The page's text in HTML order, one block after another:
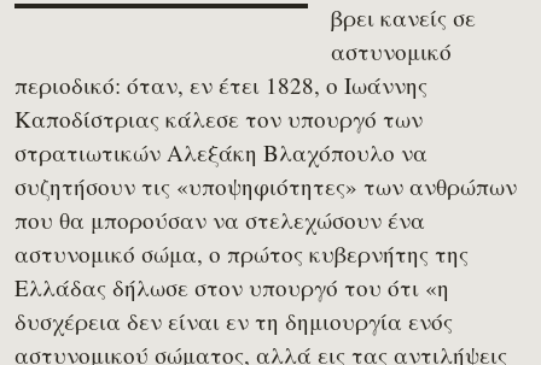
βρει κανείς σε
αστυνομικό
περιοδικό: όταν, εν έτει 1828, ο Ιωάννης
Καποδίστριας κάλεσε τον υπουργό των
στρατιωτικών Αλεξάκη Βλαχόπουλο να
συζητήσουν τις «υποψηφιότητες» των ανθρώπων
που θα μπορούσαν να στελεχώσουν ένα
αστυνομικό σώμα, ο πρώτος κυβερνήτης της
Ελλάδας δήλωσε στον υπουργό του ότι «η
δυσχέρεια δεν είναι εν τη δημιουργία ενός
αστυνομικού σώματος, αλλά εις τας αντιλήψεις